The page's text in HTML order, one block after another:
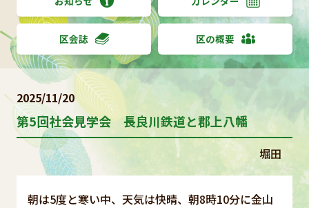
区会誌 区の概要
2025/11/20
第5回社会見学会 長良川鉄道と郡上八幡
堀田
朝は5度と寒い中、天気は快晴、朝8時10分に金山